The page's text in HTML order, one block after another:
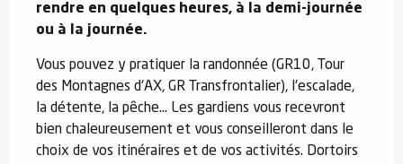
rendre en quelques heures, à la demi-journée
ou à la journée.
Vous pouvez y pratiquer la randonnée (GR10, Tour
des Montagnes d'AX, GR Transfrontalier), l'escalade,
la détente, la pêche... Les gardiens vous recevront
bien chaleureusement et vous conseilleront dans le
choix de vos itinéraires et de vos activités. Dortoirs